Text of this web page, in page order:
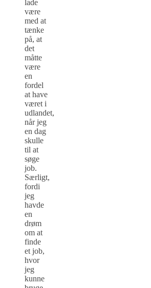
lade
være
med at
tænke
på, at
det
måtte
være
en
fordel
at have
været i
udlandet,
når jeg
en dag
skulle
til at
søge
job.
Særligt,
fordi
jeg
havde
en
drøm
om at
finde
et job,
hvor
jeg
kunne